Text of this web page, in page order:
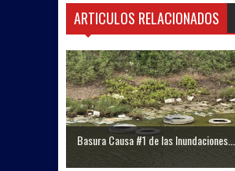
ARTICULOS RELACIONADOS
Basura Causa #1 de las Inundaciones...